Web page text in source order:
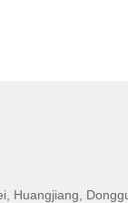
Huangjiang,